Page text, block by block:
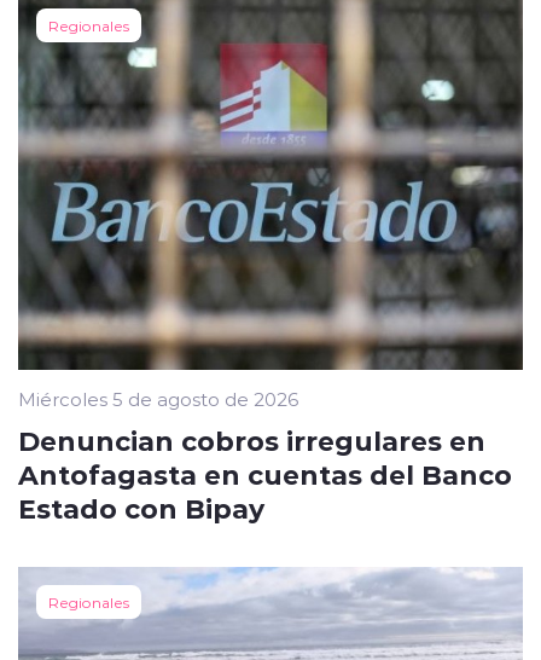
Regionales
Miércoles 5 de agosto de 2026
Denuncian cobros irregulares en
Antofagasta en cuentas del Banco
Estado con Bipay
Regionales